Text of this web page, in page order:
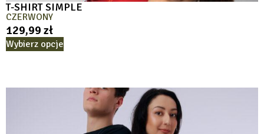
T-SHIRT SIMPLE
CZERWONY
129,99 zł
Wybierz opcje